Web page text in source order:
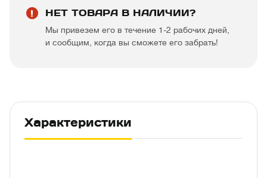
НЕТ ТОВАРА В НАЛИЧИИ?
Мы привезем его в течение 1-2 рабочих дней,
и сообщим, когда вы сможете его забрать!
Характеристики